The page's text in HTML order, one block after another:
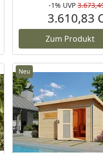
Aktueller Preis
-1% UVP
3.610,83
Zum Produkt
Neu